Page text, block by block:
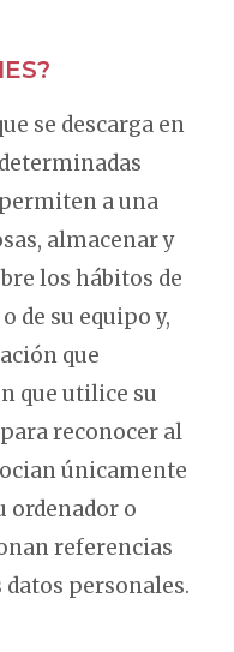
se descarga en
a una
almacenar y
los hábitos de
de su equipo y,
que
que utilice su
reconocer al
únicamente
ordenador o
referencias
personales.